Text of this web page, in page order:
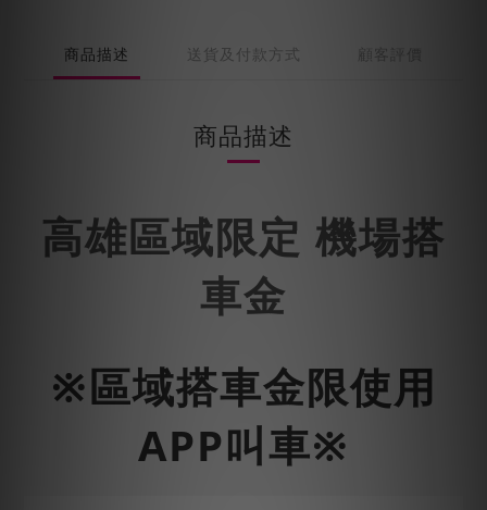
商品描述 送貨及付款方式 顧客評價
商品描述
高雄區域限定 機場搭
車金
※區域搭車金限使用
APP叫車※